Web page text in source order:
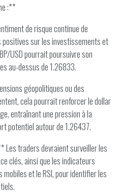
:**
de risque continue de
sur les investissements et
USD pourrait poursuivre son
au-dessus de 1.26833.
géopolitiques ou des
cela pourrait renforcer le dollar
entraînant une pression à la
potentiel autour de 1.26437.
Les traders devraient surveiller les
clés, ainsi que les indicateurs
et le RSI, pour identifier les